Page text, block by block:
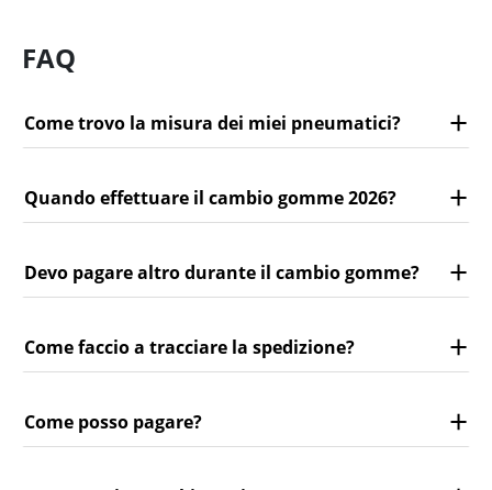
FAQ
Come trovo la misura dei miei pneumatici?
Quando effettuare il cambio gomme 2026?
Devo pagare altro durante il cambio gomme?
Come faccio a tracciare la spedizione?
Come posso pagare?